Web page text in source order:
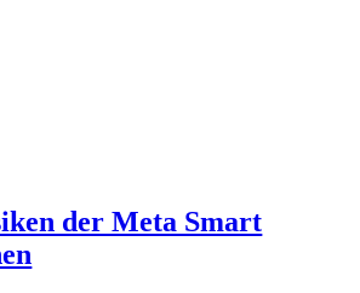
der Meta Smart